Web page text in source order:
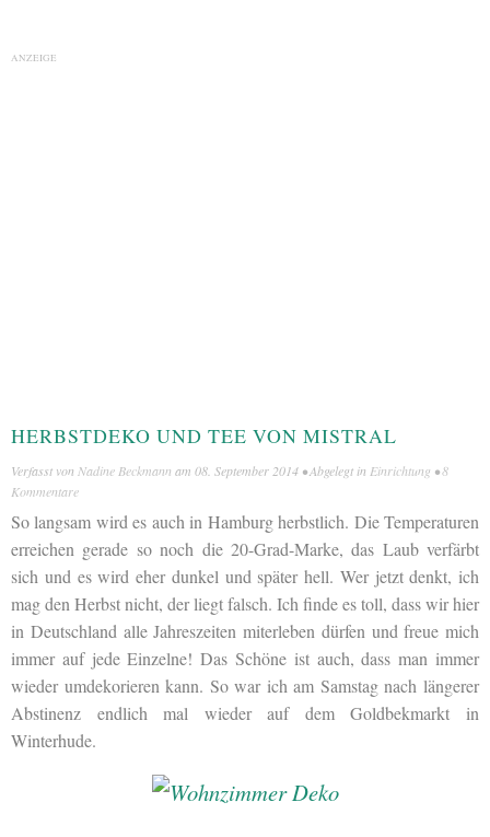
ANZEIGE
HERBSTDEKO UND TEE VON MISTRAL
Verfasst von Nadine Beckmann am 08. September 2014 • Abgelegt in Einrichtung •8
Kommentare
So langsam wird es auch in Hamburg herbstlich. Die Temperaturen
erreichen gerade so noch die 20-Grad-Marke, das Laub verfärbt
sich und es wird eher dunkel und später hell. Wer jetzt denkt, ich
mag den Herbst nicht, der liegt falsch. Ich finde es toll, dass wir hier
in Deutschland alle Jahreszeiten miterleben dürfen und freue mich
immer auf jede Einzelne! Das Schöne ist auch, dass man immer
wieder umdekorieren kann. So war ich am Samstag nach längerer
Abstinenz endlich mal wieder auf dem Goldbekmarkt in
Winterhude.